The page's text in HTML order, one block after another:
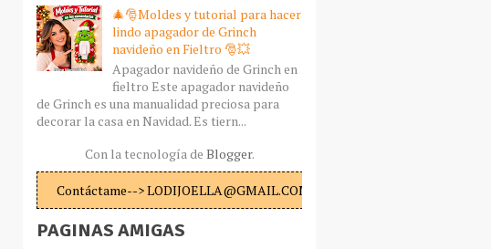
🎄🎅Moldes y tutorial para hacer
lindo apagador de Grinch
navideño en Fieltro 🎅💥
Apagador navideño de Grinch en
fieltro Este apagador navideño
de Grinch es una manualidad preciosa para
decorar la casa en Navidad. Es tiern...
Con la tecnología de Blogger.
Contáctame--> LODIJOELLA@GMAIL.COM
PAGINAS AMIGAS